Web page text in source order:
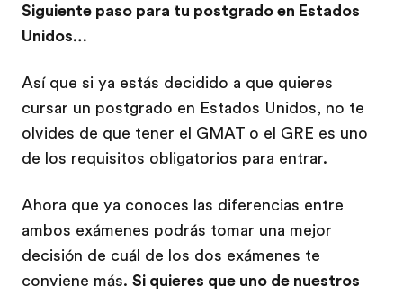
Siguiente paso para tu postgrado en Estados
Unidos…
Así que si ya estás decidido a que quieres
cursar un postgrado en Estados Unidos, no te
olvides de que tener el GMAT o el GRE es uno
de los requisitos obligatorios para entrar.
Ahora que ya conoces las diferencias entre
ambos exámenes podrás tomar una mejor
decisión de cuál de los dos exámenes te
conviene más. Si quieres que uno de nuestros